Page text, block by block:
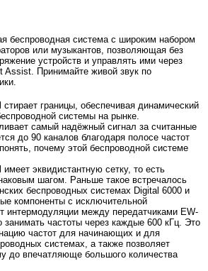
беспроводная система с широким набором
или музыкантов, позволяющая без
устройств и управлять ими через
Assist. Принимайте живой звук по
границы, обеспечивая динамический
системы на рынке.
самый надёжный сигнал за считанные
до 90 каналов благодаря полосе частот
почему этой беспроводной системе
эквидистантную сетку, то есть
шагом. Раньше такое встречалось
беспроводных системах Digital 6000 и
компоненты с исключительной
интермодуляции между передатчиками EW-
занимать частоты через каждые 600 кГц. Это
частот для начинающих и для
системах, а также позволяет
до впечатляюще большого количества